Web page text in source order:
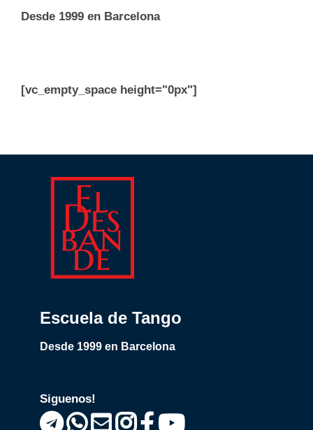
Desde 1999 en Barcelona
[vc_empty_space height="0px"]
Escuela de Tango
Desde 1999 en Barcelona
Siguenos!